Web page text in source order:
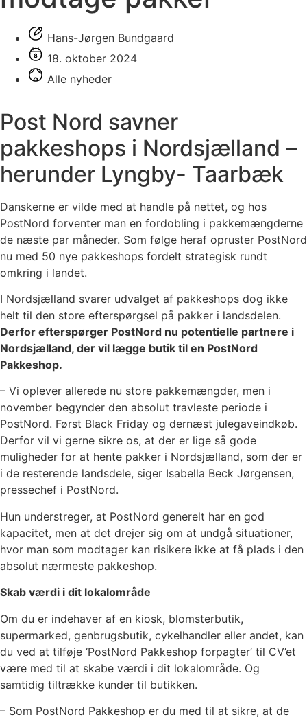
Hans-Jørgen Bundgaard
18. oktober 2024
Alle nyheder
Post Nord savner
pakkeshops i Nordsjælland –
herunder Lyngby- Taarbæk
Danskerne er vilde med at handle på nettet, og hos
PostNord forventer man en fordobling i pakkemængderne
de næste par måneder. Som følge heraf opruster PostNord
nu med 50 nye pakkeshops fordelt strategisk rundt
omkring i landet.
I Nordsjælland svarer udvalget af pakkeshops dog ikke
helt til den store efterspørgsel på pakker i landsdelen.
Derfor efterspørger PostNord nu potentielle partnere i
Nordsjælland, der vil lægge butik til en PostNord
Pakkeshop.
– Vi oplever allerede nu store pakkemængder, men i
november begynder den absolut travleste periode i
PostNord. Først Black Friday og dernæst julegaveindkøb.
Derfor vil vi gerne sikre os, at der er lige så gode
muligheder for at hente pakker i Nordsjælland, som der er
i de resterende landsdele, siger Isabella Beck Jørgensen,
pressechef i PostNord.
Hun understreger, at PostNord generelt har en god
kapacitet, men at det drejer sig om at undgå situationer,
hvor man som modtager kan risikere ikke at få plads i den
absolut nærmeste pakkeshop.
Skab værdi i dit lokalområde
Om du er indehaver af en kiosk, blomsterbutik,
supermarked, genbrugsbutik, cykelhandler eller andet, kan
du ved at tilføje ‘PostNord Pakkeshop forpagter’ til CV’et
være med til at skabe værdi i dit lokalområde. Og
samtidig tiltrække kunder til butikken.
– Som PostNord Pakkeshop er du med til at sikre, at de